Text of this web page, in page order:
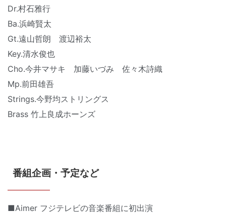
Dr.村石雅行
Ba.浜崎賢太
Gt.遠山哲朗 渡辺裕太
Key.清水俊也
Cho.今井マサキ 加藤いづみ 佐々木詩織
Mp.前田雄吾
Strings.今野均ストリングス
Brass 竹上良成ホーンズ
番組企画・予定など
■Aimer フジテレビの音楽番組に初出演